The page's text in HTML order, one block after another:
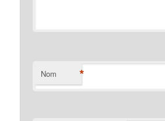
Nom *